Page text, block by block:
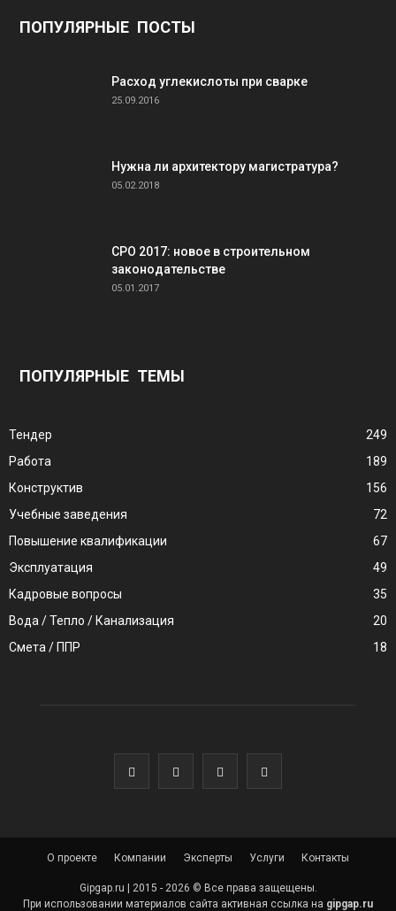
ПОПУЛЯРНЫЕ ПОСТЫ
Расход углекислоты при сварке
25.09.2016
Нужна ли архитектору магистратура?
05.02.2018
СРО 2017: новое в строительном
законодательстве
05.01.2017
ПОПУЛЯРНЫЕ ТЕМЫ
Тендер
249
Работа
189
Конструктив
156
Учебные заведения
72
Повышение квалификации
67
Эксплуатация
49
Кадровые вопросы
35
Вода / Тепло / Канализация
20
Смета / ППР
18
О проекте Компании Эксперты Услуги Контакты
Gipgap.ru | 2015 - 2026 © Все права защещены.
При использовании материалов сайта активная ссылка на gipgap.ru